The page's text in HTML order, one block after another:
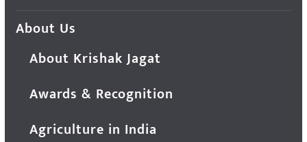
About Us
About Krishak Jagat
Awards & Recognition
Agriculture in India